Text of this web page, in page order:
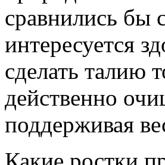
сравнились бы
интересуется
сделать талию
действенно
поддерживая